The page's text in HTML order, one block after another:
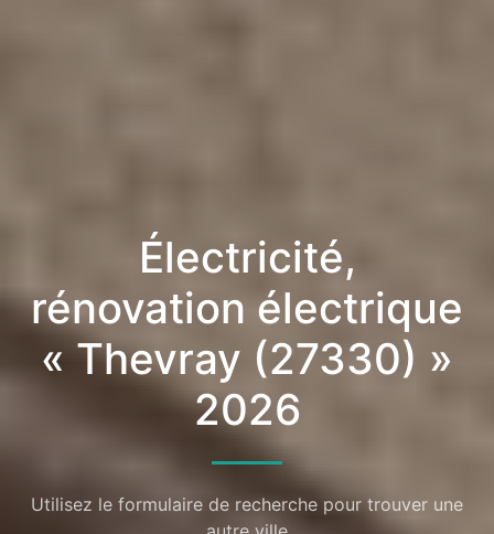
Électricité,
rénovation électrique
« Thevray (27330) »
2026
Utilisez le formulaire de recherche pour trouver une